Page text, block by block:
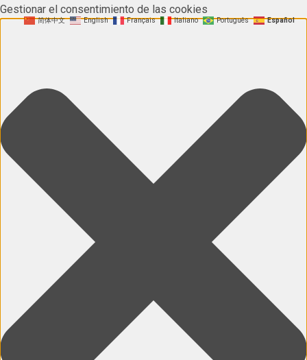
Gestionar el consentimiento de las cookies
简体中文 English Français Italiano Português Español